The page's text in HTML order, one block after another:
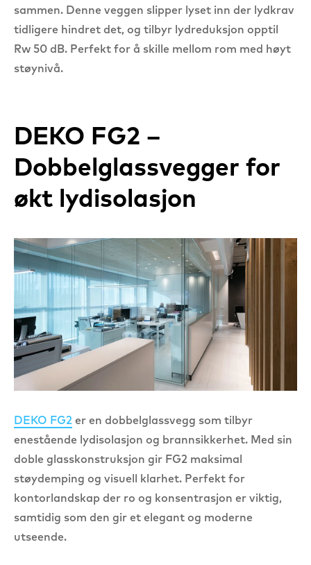
sammen. Denne veggen slipper lyset inn der lydkrav
tidligere hindret det, og tilbyr lydreduksjon opptil
Rw 50 dB. Perfekt for å skille mellom rom med høyt
støynivå.
DEKO FG2 –
Dobbelglassvegger for
økt lydisolasjon
DEKO FG2 er en dobbelglassvegg som tilbyr
enestående lydisolasjon og brannsikkerhet. Med sin
doble glasskonstruksjon gir FG2 maksimal
støydemping og visuell klarhet. Perfekt for
kontorlandskap der ro og konsentrasjon er viktig,
samtidig som den gir et elegant og moderne
utseende.